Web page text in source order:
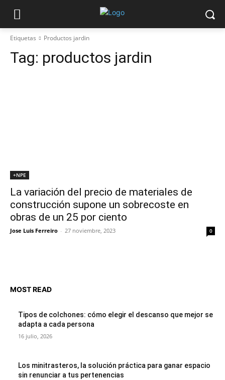
Etiquetas Productos jardin
Tag: productos jardin
+NPE
La variación del precio de materiales de
construcción supone un sobrecoste en
obras de un 25 por ciento
Jose Luis Ferreiro - 27 noviembre, 2023 0
MOST READ
Tipos de colchones: cómo elegir el descanso que mejor se
adapta a cada persona
16 julio, 2026
Los minitrasteros, la solución práctica para ganar espacio
sin renunciar a tus pertenencias